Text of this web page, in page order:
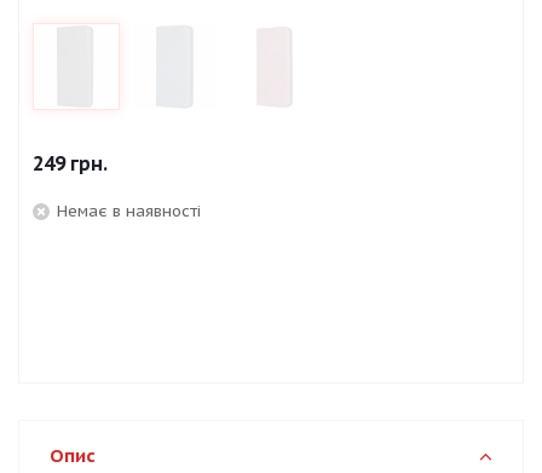
249грн.
Немає в наявності
Опис